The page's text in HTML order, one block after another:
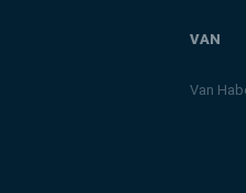
VAN
Van